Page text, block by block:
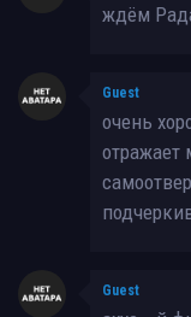
ждём
Guest
очень
отражает
Guest